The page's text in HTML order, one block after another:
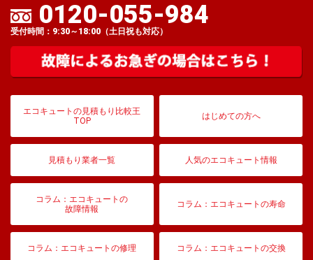
0120-055-984
受付時間：9:30～18:00（土日祝も対応）
エコキュートの見積もり比較王
TOP
はじめての方へ
見積もり業者一覧 人気のエコキュート情報
コラム：エコキュートの
故障情報
コラム：エコキュートの寿命
コラム：エコキュートの修理 コラム：エコキュートの交換